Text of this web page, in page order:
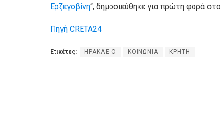
Ερζεγοβίνη“, δημοσιεύθηκε για πρώτη φορά στο
Πηγή CRETA24
Ετικέτες: ΗΡΑΚΛΕΙΟ ΚΟΙΝΩΝΙΑ ΚΡΗΤΗ